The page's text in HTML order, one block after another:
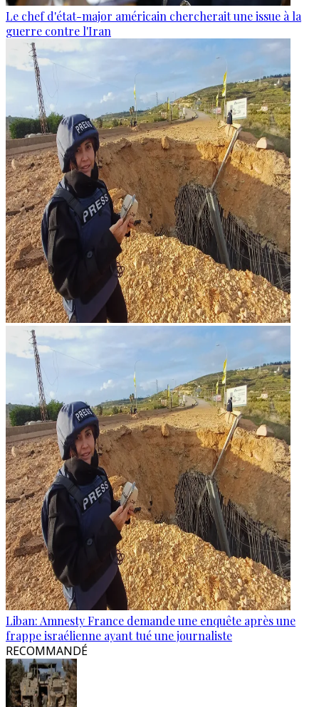
Le chef d'état-major américain chercherait une issue à la
guerre contre l'Iran
Liban: Amnesty France demande une enquête après une
frappe israélienne ayant tué une journaliste
RECOMMANDÉ